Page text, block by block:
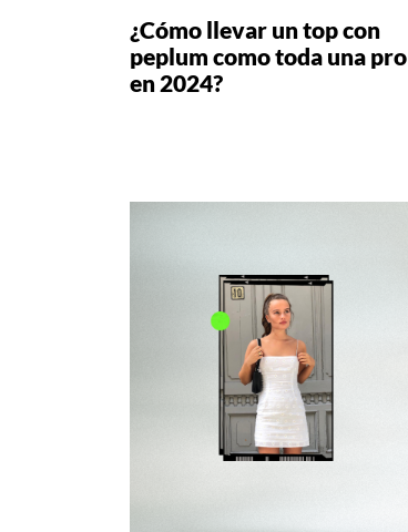
¿Cómo llevar un top con
peplum como toda una pro
en 2024?